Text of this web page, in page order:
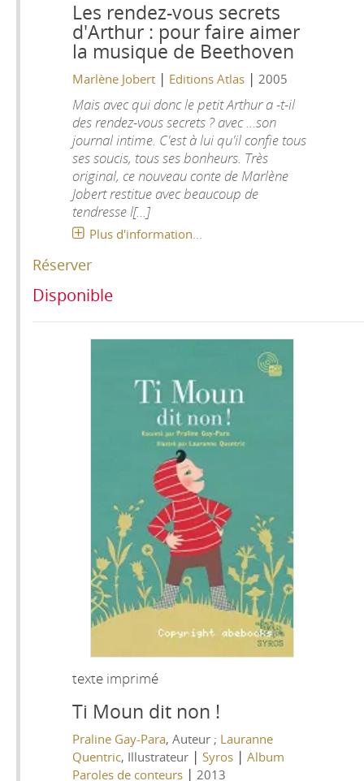
Les rendez-vous secrets
d'Arthur : pour faire aimer
la musique de Beethoven
Marlène Jobert | Editions Atlas |2005
Mais avec qui donc le petit Arthur a -t-il
des rendez-vous secrets ? avec ...son
journal intime. C'est à lui qu'il confie tous
ses soucis, tous ses bonheurs. Très
original, ce nouveau conte de Marlène
Jobert restitue avec beaucoup de
tendresse l[...]
Plus d'information...
Réserver
Disponible
texte imprimé
Ti Moun dit non !
Praline Gay-Para, Auteur ; Lauranne
Quentric, Illustrateur |Syros |Album
Paroles de conteurs |2013